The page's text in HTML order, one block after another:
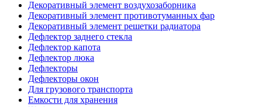
Декоративный элемент воздухозаборника
Декоративный элемент противотуманных фар
Декоративный элемент решетки радиатора
Дефлектор заднего стекла
Дефлектор капота
Дефлектор люка
Дефлекторы
Дефлекторы окон
Для грузового транспорта
Емкости для хранения